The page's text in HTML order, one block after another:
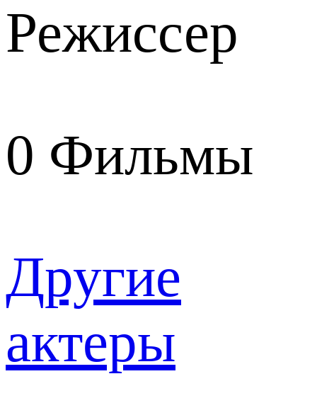
Режиссер
0 Фильмы
Другие
актеры